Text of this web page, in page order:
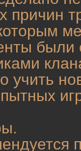
причин
были
учить